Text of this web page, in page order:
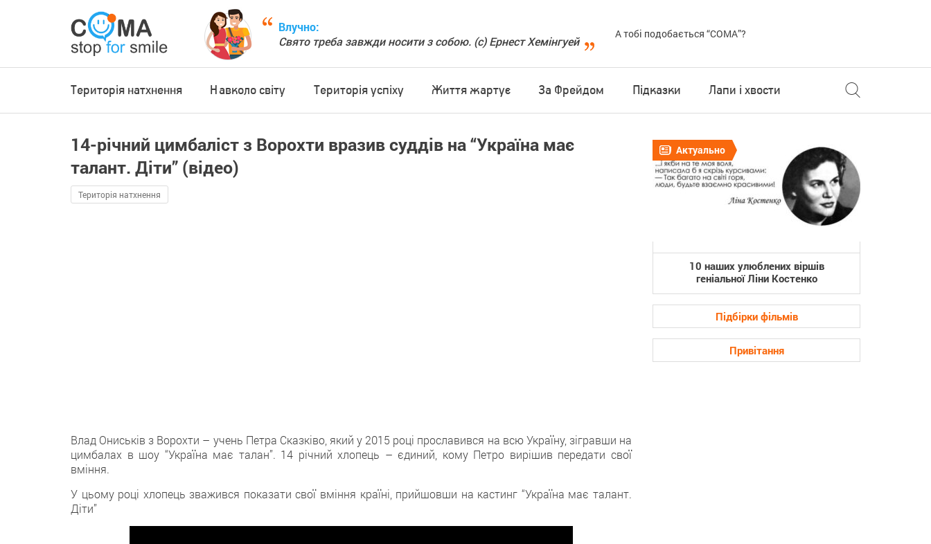
Влучно:
Свято треба завжди носити з собою. (с) Ернест Хемінгуей
А тобі подобається “COMA”?
Територія натхнення Навколо світу Територія успіху Життя жартує За Фрейдом Підказки Лапи і хвости
14-річний цимбаліст з Ворохти вразив суддів на “Україна має
талант. Діти” (відео)
Територія натхнення
Влад Ониськів з Ворохти – учень Петра Сказківо, який у 2015 році прославився на всю Україну, зігравши на
цимбалах в шоу “Україна має талан”. 14 річний хлопець – єдиний, кому Петро вирішив передати свої
вміння.
У цьому році хлопець зважився показати свої вміння країні, прийшовши на кастинг “Україна має талант.
Діти”
Актуально
10 наших улюблених віршів
геніальної Ліни Костенко
Підбірки фільмів
Привітання